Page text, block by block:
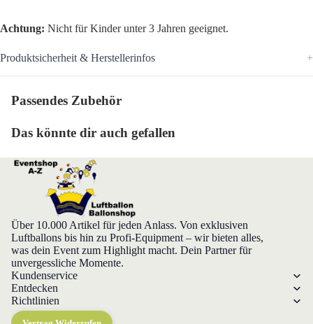
Achtung: Nicht für Kinder unter 3 Jahren geeignet.
Produktsicherheit & Herstellerinfos
Passendes Zubehör
Das könnte dir auch gefallen
Über 10.000 Artikel für jeden Anlass. Von exklusiven
Luftballons bis hin zu Profi-Equipment – wir bieten alles,
was dein Event zum Highlight macht. Dein Partner für
unvergessliche Momente.
Kundenservice
Entdecken
Richtlinien